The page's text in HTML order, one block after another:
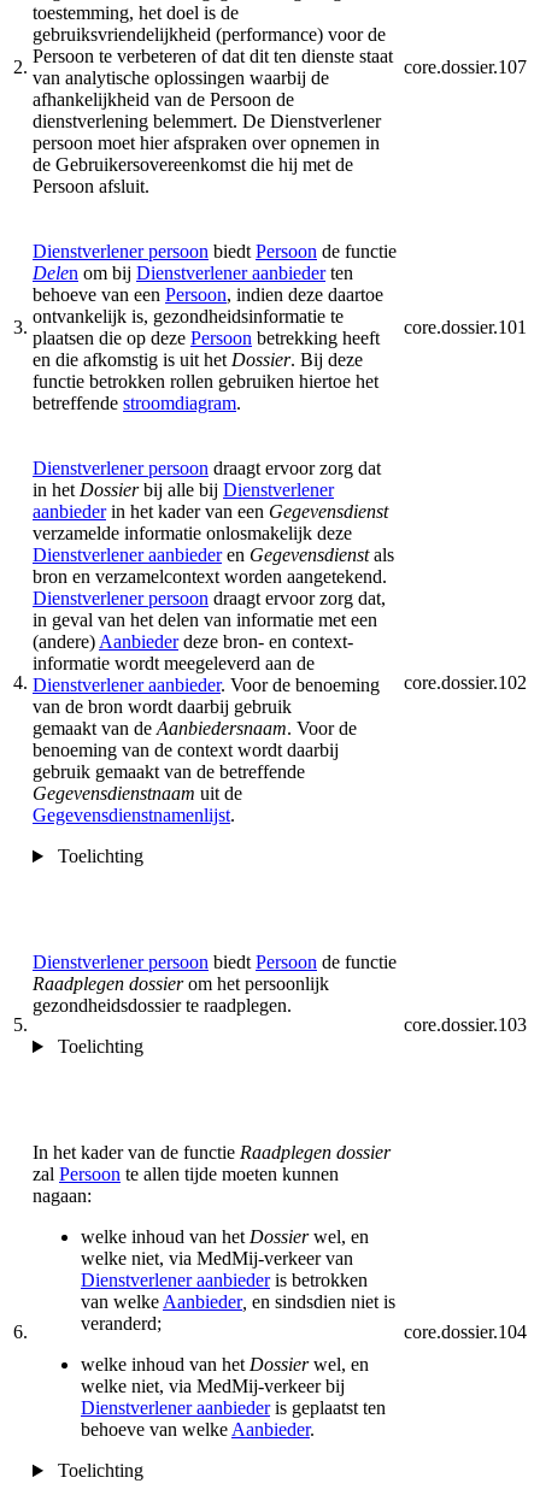
2.
toestemming, het doel is de
gebruiksvriendelijkheid (performance) voor de
Persoon te verbeteren of dat dit ten dienste staat
van analytische oplossingen waarbij de
afhankelijkheid van de Persoon de
dienstverlening belemmert. De Dienstverlener
persoon moet hier afspraken over opnemen in
de Gebruikersovereenkomst die hij met de
Persoon afsluit.
core.dossier.107
3.
Dienstverlener persoon biedt Persoon de functie
Delen om bij Dienstverlener aanbieder ten
behoeve van een Persoon, indien deze daartoe
ontvankelijk is, gezondheidsinformatie te
plaatsen die op deze Persoon betrekking heeft
en die afkomstig is uit het Dossier. Bij deze
functie betrokken rollen gebruiken hiertoe het
betreffende stroomdiagram.
core.dossier.101
4.
Dienstverlener persoon draagt ervoor zorg dat
in het Dossierbij alle bij Dienstverlener
aanbiederin het kader van een Gegevensdienst
verzamelde informatie onlosmakelijk deze
Dienstverlener aanbiederen Gegevensdienstals
bron en verzamelcontext worden aangetekend.
Dienstverlener persoon draagt ervoor zorg dat,
in geval van het delen van informatie met een
(andere) Aanbiederdeze bron- en context-
informatie wordt meegeleverd aan de
Dienstverlener aanbieder. Voor de benoeming
van de bron wordt daarbij gebruik
gemaakt van de Aanbiedersnaam. Voor de
benoeming van de context wordt daarbij
gebruik gemaakt van de betreffende
Gegevensdienstnaam uit de
Gegevensdienstnamenlijst.
Toelichting
core.dossier.102
5.
Dienstverlener persoon biedt Persoon de functie
Raadplegen dossierom het persoonlijk
gezondheidsdossier te raadplegen.
Toelichting
core.dossier.103
6.
In het kader van de functie Raadplegen dossier
zal Persoon te allen tijde moeten kunnen
nagaan:
welke inhoud van het Dossierwel, en
welke niet, via MedMij-verkeer van
Dienstverlener aanbiederis betrokken
van welke Aanbieder, en sindsdien niet is
veranderd;
welke inhoud van het Dossierwel, en
welke niet, via MedMij-verkeer bij
Dienstverlener aanbiederis geplaatst ten
behoeve van welke Aanbieder.
Toelichting
core.dossier.104